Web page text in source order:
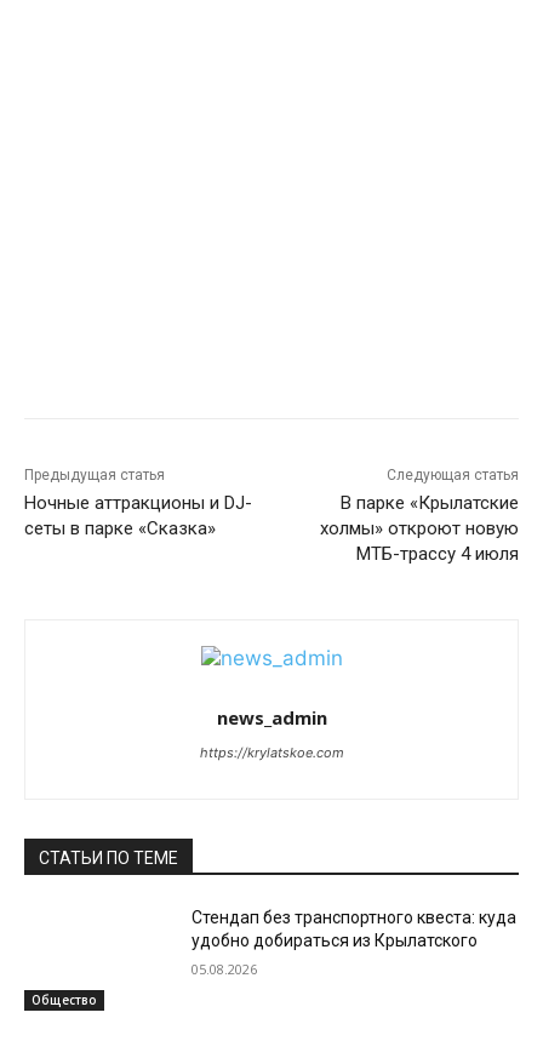
Предыдущая статья
Ночные аттракционы и DJ-
сеты в парке «Сказка»
Следующая статья
В парке «Крылатские
холмы» откроют новую
МТБ-трассу 4 июля
news_admin
https://krylatskoe.com
СТАТЬИ ПО ТЕМЕ
Общество
Стендап без транспортного квеста: куда
удобно добираться из Крылатского
05.08.2026